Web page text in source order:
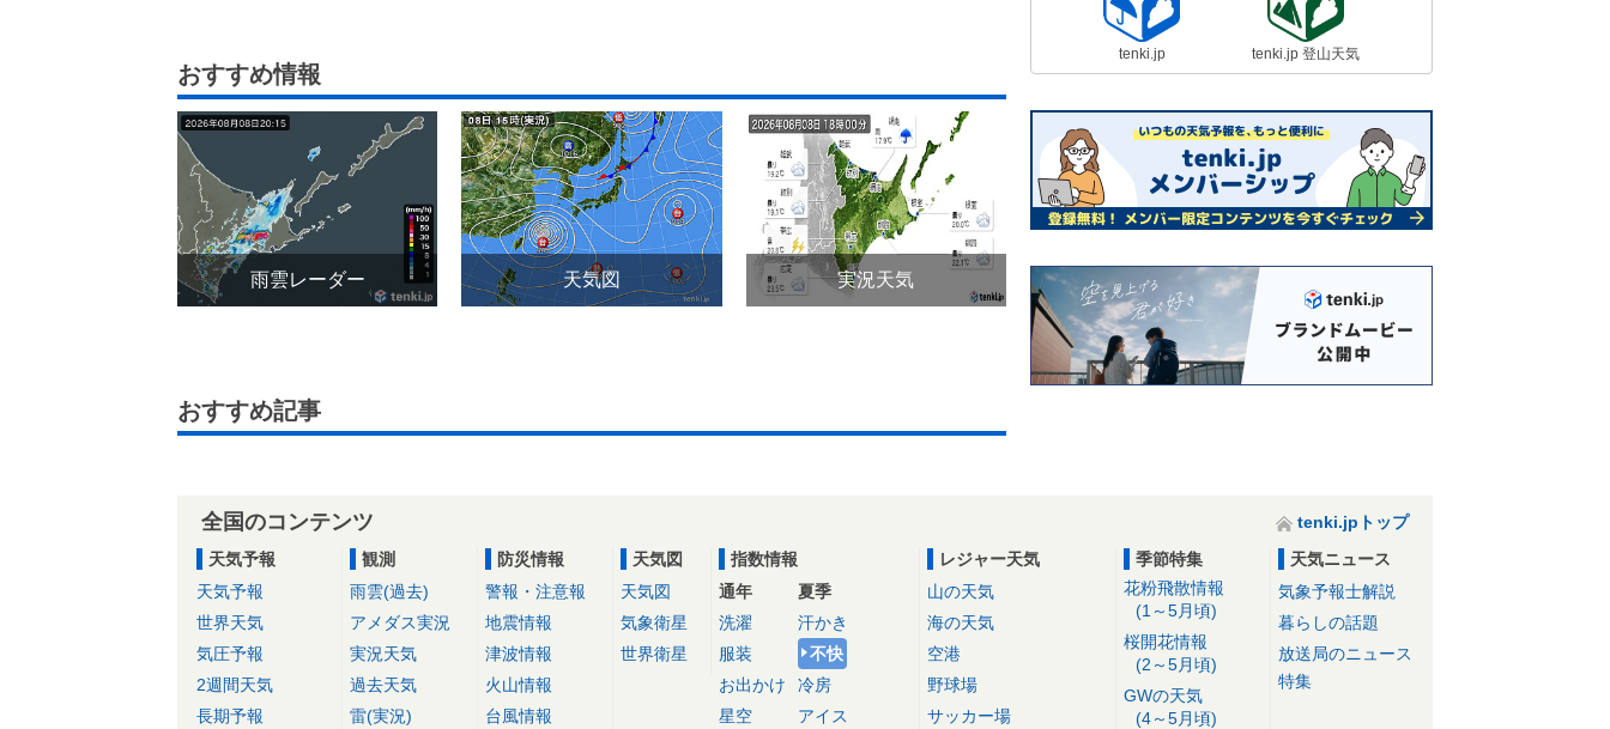
おすすめ情報
雨雲レーダー 天気図 実況天気
おすすめ記事
tenki.jp tenki.jp 登山天気
全国のコンテンツ
tenki.jpトップ
天気予報
天気予報
世界天気
気圧予報
2週間天気
長期予報
観測
雨雲(過去)
アメダス実況
実況天気
過去天気
雷(実況)
防災情報
警報・注意報
地震情報
津波情報
火山情報
台風情報
天気図
天気図
気象衛星
世界衛星
指数情報
通年
洗濯
服装
お出かけ
星空
夏季
汗かき
不快
冷房
アイス
レジャー天気
山の天気
海の天気
空港
野球場
サッカー場
季節特集
花粉飛散情報
(1～5月頃)
桜開花情報
(2～5月頃)
GWの天気
(4～5月頃)
天気ニュース
気象予報士解説
暮らしの話題
放送局のニュース
特集